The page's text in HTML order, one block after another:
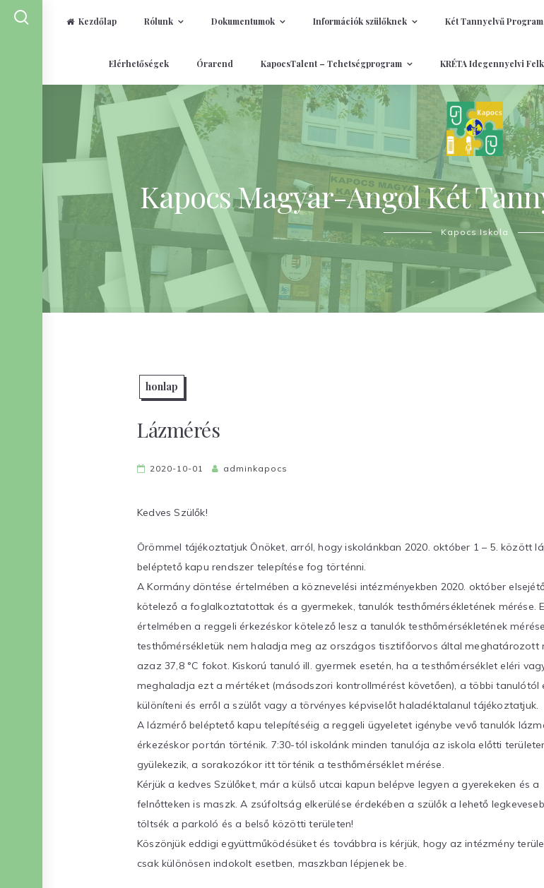
Kapocs Magyar-Angol Két
Kapocs Iskola
Kezdőlap Rólunk Dokumentumok Információk szülőknek Két Tannyelvű Program
Elérhetőségek Órarend KapocsTalent – Tehetségprogram KRÉTA Idegennyelvi
honlap
Lázmérés
2020-10-01 adminkapocs
Kedves Szülők!
Örömmel tájékoztatjuk Önöket, arról, hogy iskolánkban 2020. október 1 – 5. között
beléptető kapu rendszer telepítése fog történni.
A Kormány döntése értelmében a köznevelési intézményekben 2020. október
kötelező a foglalkoztatottak és a gyermekek, tanulók testhőmérsékletének mérése.
értelmében a reggeli érkezéskor kötelező lesz a tanulók testhőmérsékletének
testhőmérsékletük nem haladja meg az országos tisztifőorvos által meghatározott
azaz 37,8 °C fokot. Kiskorú tanuló ill. gyermek esetén, ha a testhőmérséklet eléri
meghaladja ezt a mértéket (másodszori kontrollmérést követően), a többi tanulótól
különíteni és erről a szülőt vagy a törvényes képviselőt haladéktalanul tájékoztatjuk.
A lázmérő beléptető kapu telepítéséig a reggeli ügyeletet igénybe vevő tanulók
érkezéskor portán történik. 7:30-tól iskolánk minden tanulója az iskola előtti
gyülekezik, a sorakozókor itt történik a testhőmérséklet mérése.
Kérjük a kedves Szülőket, már a külső utcai kapun belépve legyen a gyerekeken és a
felnőtteken is maszk. A zsúfoltság elkerülése érdekében a szülők a lehető
töltsék a parkoló és a belső közötti területen!
Köszönjük eddigi együttműködésüket és továbbra is kérjük, hogy az intézmény
csak különösen indokolt esetben, maszkban lépjenek be.